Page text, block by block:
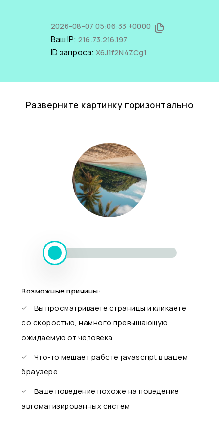
2026-08-07 05:06:33 +0000
Ваш IP: 216.73.216.197
ID запроса: X6J1f2N4ZCg1
Разверните картинку горизонтально
Возможные причины:
Вы просматриваете страницы и кликаете
со скоростью, намного превышающую
ожидаемую от человека
Что-то мешает работе javascript в вашем
браузере
Ваше поведение похоже на поведение
автоматизированных систем